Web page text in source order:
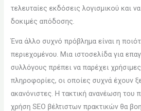
τελευταίες εκδόσεις λογισμικού και να
δοκιμές απόδοσης.
Ένα άλλο συχνό πρόβλημα είναι η
περιεχομένου. Μια ιστοσελίδα για
συλλόγους πρέπει να παρέχει
πληροφορίες, οι οποίες συχνά έχουν
ακανόνιστες. Η τακτική ανανέωση του
χρήση SEO βέλτιστων πρακτικών θα